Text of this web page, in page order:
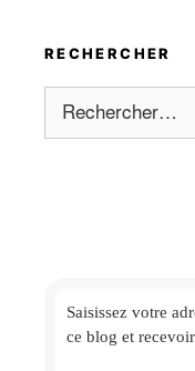
RECHERCHER
Saisissez votre
ce blog et